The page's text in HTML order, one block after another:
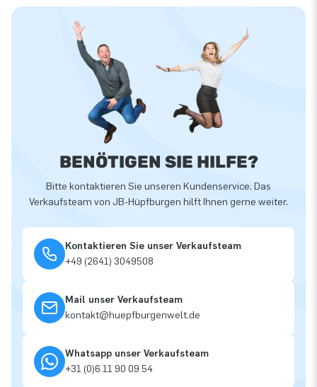
BENÖTIGEN SIE HILFE?
Bitte kontaktieren Sie unseren Kundenservice. Das
Verkaufsteam von JB-Hüpfburgen hilft Ihnen gerne weiter.
Kontaktieren Sie unser Verkaufsteam
+49 (2641) 3049508
Mail unser Verkaufsteam
kontakt@huepfburgenwelt.de
Whatsapp unser Verkaufsteam
+31 (0)6 11 90 09 54